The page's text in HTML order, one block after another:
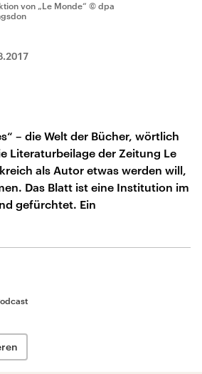
von „Le Monde“ © dpa
– die Welt der Bücher, wörtlich
Literaturbeilage der Zeitung Le
als Autor etwas werden will,
Das Blatt ist eine Institution im
gefürchtet. Ein